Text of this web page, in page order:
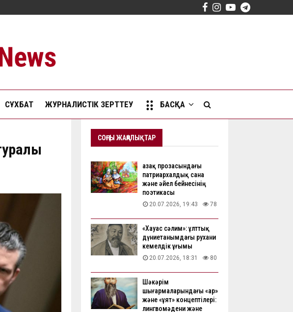
Facebook
Instagram
YoutubeTelegram
СҰХБАТ ЖУРНАЛИСТІК ЗЕРТТЕУ БАСҚА
СОҢҒЫ ЖАҢАЛЫҚТАР
Қазақ прозасындағы
патриархалдық сана
және әйел бейнесінің
поэтикасы
20.07.2026, 19:43 78
«Хауас сәлим»: ұлттық
дүниетанымдағы рухани
кемелдік ұғымы
20.07.2026, 18:31 80
Шәкәрім
шығармаларындағы «ар»
және «ұят» концептілері:
лингвомәдени және